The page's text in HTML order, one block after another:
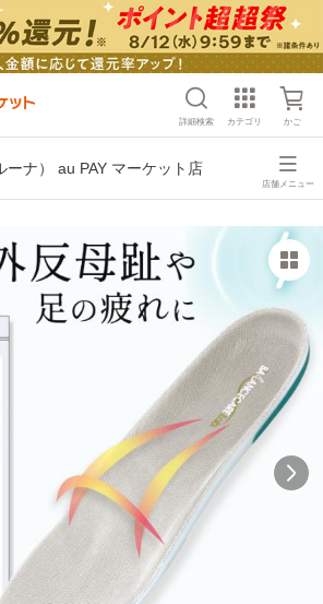
詳細検索 カテゴリ かご
ーナ） au PAY マーケット店
店舗メニュー